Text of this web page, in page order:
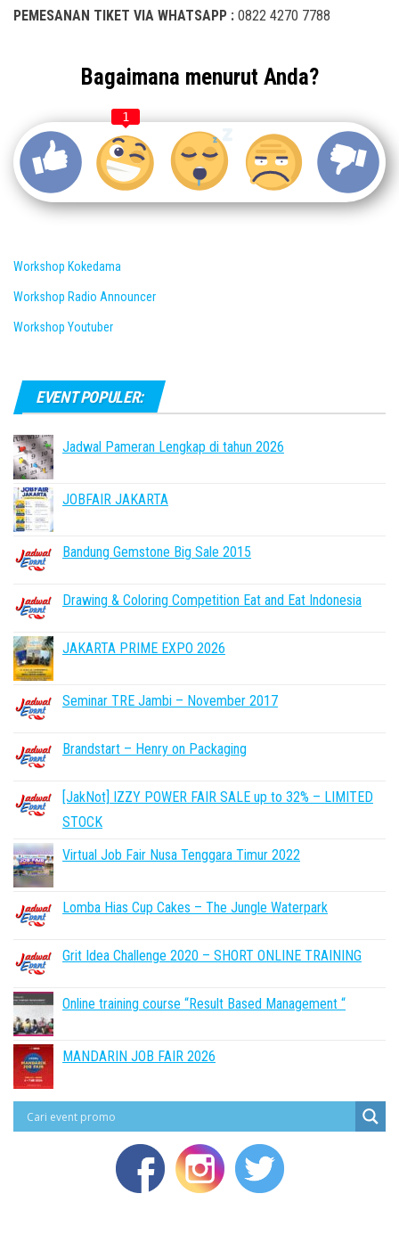
PEMESANAN TIKET VIA WHATSAPP : 0822 4270 7788
Bagaimana menurut Anda?
1
Workshop Kokedama
Workshop Radio Announcer
Workshop Youtuber
EVENT POPULER:
Jadwal Pameran Lengkap di tahun 2026
JOBFAIR JAKARTA
Bandung Gemstone Big Sale 2015
Drawing & Coloring Competition Eat and Eat Indonesia
JAKARTA PRIME EXPO 2026
Seminar TRE Jambi – November 2017
Brandstart – Henry on Packaging
[JakNot] IZZY POWER FAIR SALE up to 32% – LIMITED
STOCK
Virtual Job Fair Nusa Tenggara Timur 2022
Lomba Hias Cup Cakes – The Jungle Waterpark
Grit Idea Challenge 2020 – SHORT ONLINE TRAINING
Online training course “Result Based Management “
MANDARIN JOB FAIR 2026